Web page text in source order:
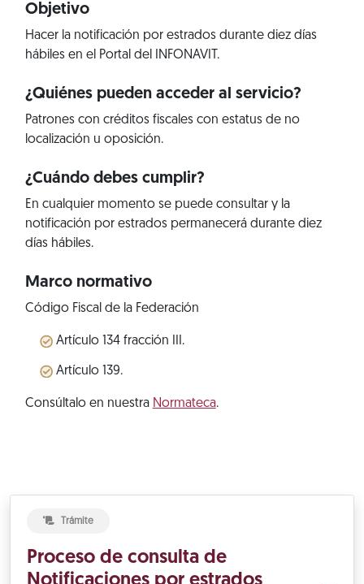
Objetivo
Hacer la notificación por estrados durante diez días
hábiles en el Portal del INFONAVIT.
¿Quiénes pueden acceder al servicio?
Patrones con créditos fiscales con estatus de no
localización u oposición.
¿Cuándo debes cumplir?
En cualquier momento se puede consultar y la
notificación por estrados permanecerá durante diez
días hábiles.
Marco normativo
Código Fiscal de la Federación
Artículo 134 fracción III.
Artículo 139.
Consúltalo en nuestra Normateca.
Trámite
Proceso de consulta de